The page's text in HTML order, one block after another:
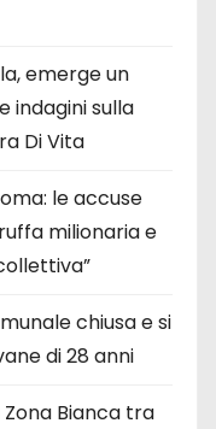
emerge un
indagini sulla
Di Vita
le accuse
milionaria e
chiusa e si
di 28 anni
Bianca tra